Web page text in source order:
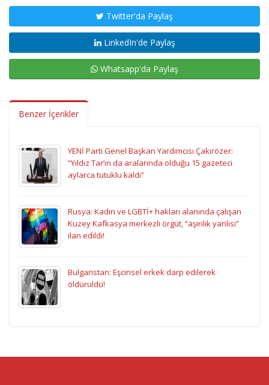
Twitter'da Paylaş
LinkedIn'de Paylaş
Whatsapp'da Paylaş
Benzer İçerikler
YENİ Parti Genel Başkan Yardımcısı Çakırözer:
“Yıldız Tar’ın da aralarında olduğu 15 gazeteci
aylarca tutuklu kaldı”
Rusya: Kadın ve LGBTİ+ hakları alanında çalışan
Kuzey Kafkasya merkezli örgüt, “aşırılık yanlısı”
ilan edildi!
Bulgaristan: Eşcinsel erkek darp edilerek
öldürüldü!